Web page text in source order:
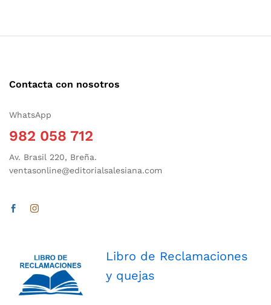
Contacta con nosotros
WhatsApp
982 058 712
Av. Brasil 220, Breña.
ventasonline@editorialsalesiana.com
Libro de Reclamaciones
y quejas